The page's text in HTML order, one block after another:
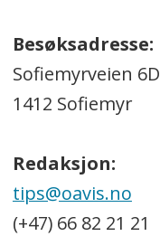
Besøksadresse:
Sofiemyrveien 6D
1412 Sofiemyr
Redaksjon:
tips@oavis.no
(+47) 66 82 21 21